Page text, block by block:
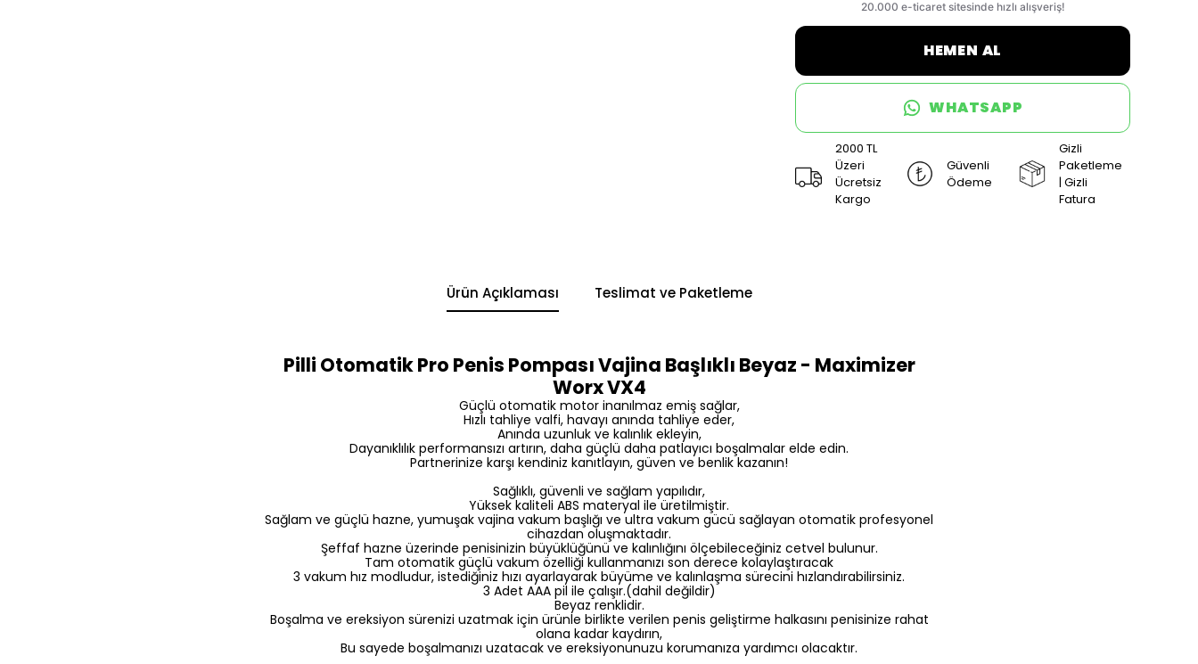
HEMEN AL
WHATSAPP
2000 TL
Üzeri
Ücretsiz
Kargo
Güvenli
Ödeme
Gizli
Paketleme
| Gizli
Fatura
Ürün Açıklaması Teslimat ve Paketleme
Pilli Otomatik Pro Penis Pompası Vajina Başlıklı Beyaz - Maximizer
Worx VX4
Güçlü otomatik motor inanılmaz emiş sağlar,
Hızlı tahliye valfi, havayı anında tahliye eder,
Anında uzunluk ve kalınlık ekleyin,
Dayanıklılık performansızı artırın, daha güçlü daha patlayıcı boşalmalar elde edin.
Partnerinize karşı kendiniz kanıtlayın, güven ve benlik kazanın!
Sağlıklı, güvenli ve sağlam yapılıdır,
Yüksek kaliteli ABS materyal ile üretilmiştir.
Sağlam ve güçlü hazne, yumuşak vajina vakum başlığı ve ultra vakum gücü sağlayan otomatik profesyonel
cihazdan oluşmaktadır.
Şeffaf hazne üzerinde penisinizin büyüklüğünü ve kalınlığını ölçebileceğiniz cetvel bulunur.
Tam otomatik güçlü vakum özelliği kullanmanızı son derece kolaylaştıracak
3 vakum hız modludur, istediğiniz hızı ayarlayarak büyüme ve kalınlaşma sürecini hızlandırabilirsiniz.
3 Adet AAA pil ile çalışır.(dahil değildir)
Beyaz renklidir.
Boşalma ve ereksiyon sürenizi uzatmak için ürünle birlikte verilen penis geliştirme halkasını penisinize rahat
olana kadar kaydırın,
Bu sayede boşalmanızı uzatacak ve ereksiyonunuzu korumanıza yardımcı olacaktır.